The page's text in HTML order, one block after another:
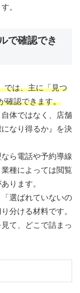
。
で確認でき
では、主に「見つ
確認できます。
体ではなく、店舗
なり得るか』を決
ら電話や予約導線
種によっては閲覧
ります。
選ばれていないの
分ける材料です。
て、どこで詰まっ